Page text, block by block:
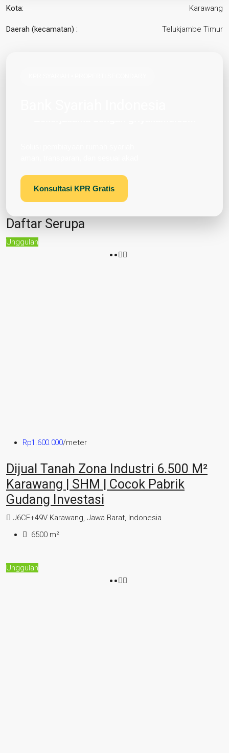
Kota: Karawang
Daerah (kecamatan) : Telukjambe Timur
Konsultasi KPR Gratis
Daftar Serupa
Unggulan
Rp1.600.000/meter
Dijual Tanah Zona Industri 6.500 M²
Karawang | SHM | Cocok Pabrik
Gudang Investasi
J6CF+49V Karawang, Jawa Barat, Indonesia
6500 m²
Unggulan